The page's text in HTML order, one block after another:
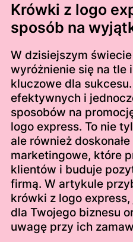
Krówki z logo
sposób na
W dzisiejszym
wyróżnienie się na tle
kluczowe dla
efektywnych i
sposobów na
logo express. To nie
ale również
marketingowe, które
klientów i buduje
firmą. W artykule
krówki z logo
dla Twojego biznesu
uwagę przy ich